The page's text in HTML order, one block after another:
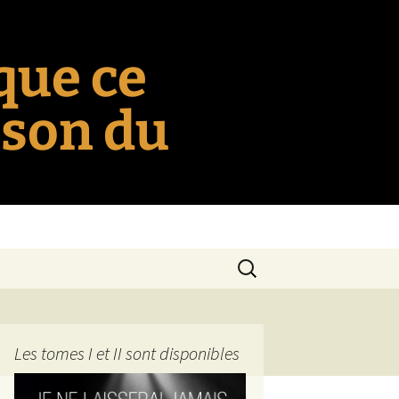
ce
du
Rechercher :
Les tomes I et II sont disponibles